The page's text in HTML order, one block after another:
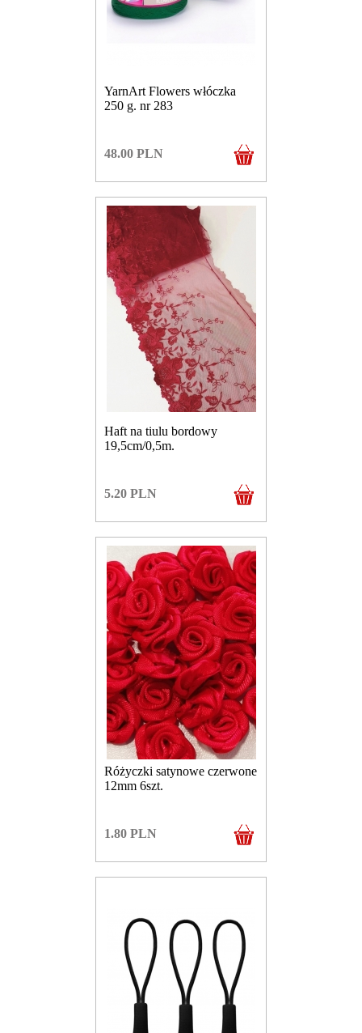
YarnArt Flowers włóczka
250 g. nr 283
48.00 PLN
Haft na tiulu bordowy
19,5cm/0,5m.
5.20 PLN
Różyczki satynowe czerwone
12mm 6szt.
1.80 PLN